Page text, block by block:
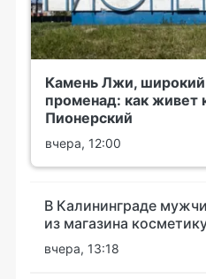
Камень Лжи,
променад: как живет
Пионерский
вчера, 12:00
В Калининграде
из магазина
вчера, 13:18